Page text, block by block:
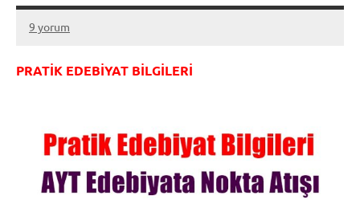
20
2012
admin
9 yorum
PRATİK EDEBİYAT BİLGİLERİ